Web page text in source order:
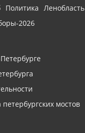
Политика Ленобласть
2026
мостов